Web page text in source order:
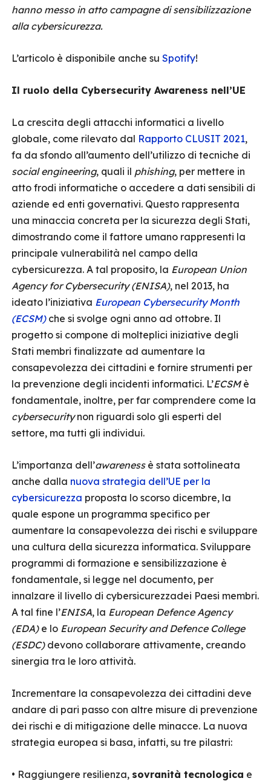
hanno messo in atto campagne di sensibilizzazione
alla cybersicurezza.
L’articolo è disponibile anche su Spotify!
Il ruolo della Cybersecurity Awareness nell’UE
La crescita degli attacchi informatici a livello
globale, come rilevato dal Rapporto CLUSIT 2021,
fa da sfondo all’aumento dell’utilizzo di tecniche di
social engineering, quali il phishing, per mettere in
atto frodi informatiche o accedere a dati sensibili di
aziende ed enti governativi. Questo rappresenta
una minaccia concreta per la sicurezza degli Stati,
dimostrando come il fattore umano rappresenti la
principale vulnerabilità nel campo della
cybersicurezza. A tal proposito, la European Union
Agency for Cybersecurity (ENISA), nel 2013, ha
ideato l’iniziativa European Cybersecurity Month
(ECSM) che si svolge ogni anno ad ottobre. Il
progetto si compone di molteplici iniziative degli
Stati membri finalizzate ad aumentare la
consapevolezza dei cittadini e fornire strumenti per
la prevenzione degli incidenti informatici. L’ECSMè
fondamentale, inoltre, per far comprendere come la
cybersecuritynon riguardi solo gli esperti del
settore, ma tutti gli individui.
L’importanza dell’awarenessè stata sottolineata
anche dalla nuova strategia dell’UE per la
cybersicurezza proposta lo scorso dicembre, la
quale espone un programma specifico per
aumentare la consapevolezza dei rischi e sviluppare
una cultura della sicurezza informatica. Sviluppare
programmi di formazione e sensibilizzazione è
fondamentale, si legge nel documento, per
innalzare il livello di cybersicurezzadei Paesi membri.
A tal fine l’ENISA, la European Defence Agency
(EDA) e lo European Security and Defence College
(ESDC)devono collaborare attivamente, creando
sinergia tra le loro attività.
Incrementare la consapevolezza dei cittadini deve
andare di pari passo con altre misure di prevenzione
dei rischi e di mitigazione delle minacce. La nuova
strategia europea si basa, infatti, su tre pilastri:
• Raggiungere resilienza, sovranità tecnologica e